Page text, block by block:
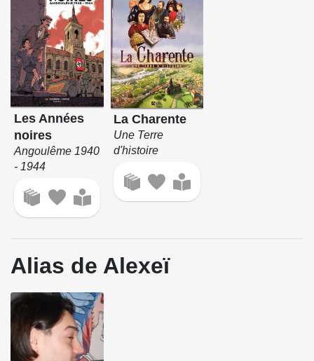
Les Années
noires
Angoulême 1940
- 1944
La Charente
Une Terre
d'histoire
Alias de Alexeï